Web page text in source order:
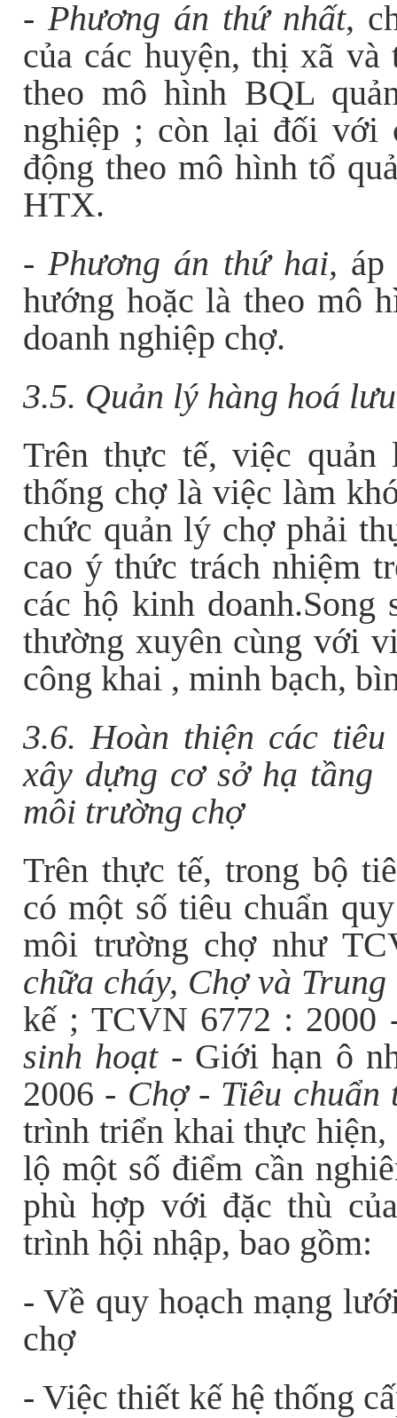
- Phương án thứ nhất,
của các huyện, thị xã và
theo mô hình BQL
nghiệp ; còn lại đối với
động theo mô hình tổ
HTX.
-Phương án thứ hai,
hướng hoặc là theo mô
doanh nghiệp chợ.
3.5. Quản lý hàng hoá
Trên thực tế, việc quản
thống chợ là việc làm
chức quản lý chợ phải
cao ý thức trách nhiệm
các hộ kinh
thường xuyên cùng với
công khai , minh bạch,
3.6. Hoàn thiện các
xây dựng cơ sở hạ tầng
môi trường chợ
Trên thực tế, trong bộ
có một số tiêu chuẩn
môi trường chợ như
chữa cháy, Chợ và
kế ; TCVN 6772 :
sinh hoạt- Giới hạn ô
2006 - Chợ - Tiêu chuẩn
trình triển khai thực hiện,
lộ một số điểm cần
phù hợp với đặc thù
trình hội nhập, bao gồm:
- Về quy hoạch mạng
chợ
- Việc thiết kế hệ thống